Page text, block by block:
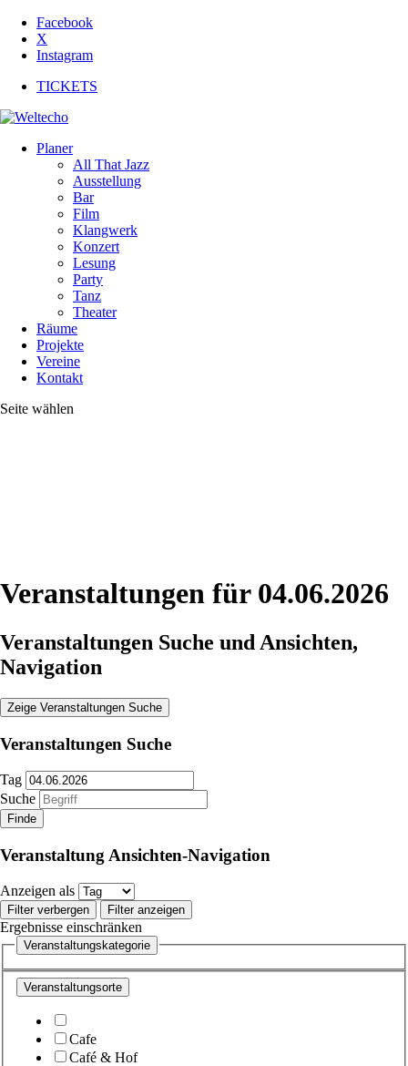
Facebook
X
Instagram
TICKETS
Planer
All That Jazz
Ausstellung
Bar
Film
Klangwerk
Konzert
Lesung
Party
Tanz
Theater
Räume
Projekte
Vereine
Kontakt
Seite wählen
Veranstaltungen für 04.06.2026
Veranstaltungen Suche und Ansichten,
Navigation
Zeige Veranstaltungen Suche
Veranstaltungen Suche
Tag
Suche
Veranstaltung Ansichten-Navigation
Anzeigen als
Filter verbergen Filter anzeigen
Ergebnisse einschränken
Veranstaltungskategorie
Veranstaltungsorte
Cafe
Café & Hof